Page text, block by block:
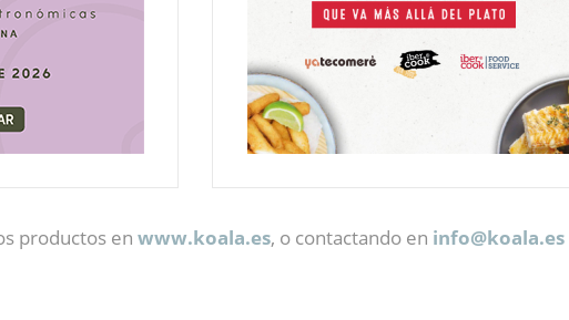
productos en www.koala.es, o contactando en info@koala.es